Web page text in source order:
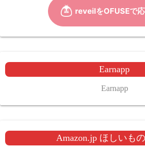
Earnapp
Earnapp
Amazon.jp ほしいも